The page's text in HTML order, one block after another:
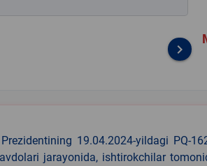
keyboard_arrow_right
19.04.2024-yildagi PQ-
jarayonida, ishtirokchilar